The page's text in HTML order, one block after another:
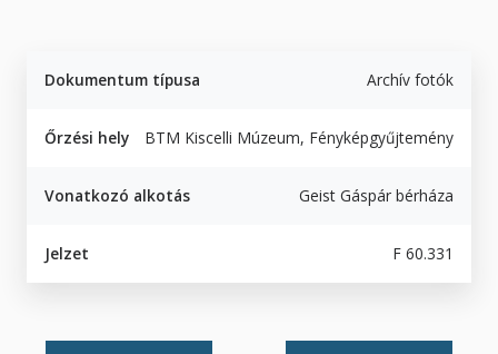
Dokumentum típusa Archív fotók
Őrzési hely BTM Kiscelli Múzeum, Fényképgyűjtemény
Vonatkozó alkotás Geist Gáspár bérháza
Jelzet F 60.331